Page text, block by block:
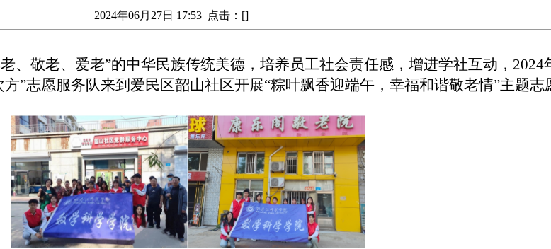
2024年06月27日 17:53 点击：[]
、敬老、爱老”的中华民族传统美德， 培养员工社会责任感 ， 增进学社互动， 2024
方”志愿服务队来到爱民区韶山社区开展“粽叶飘香迎端午 ，幸福和谐敬老情”主题志